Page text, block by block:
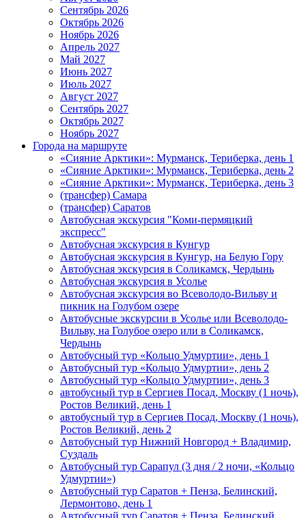
Сентябрь 2026
Октябрь 2026
Ноябрь 2026
Апрель 2027
Май 2027
Июнь 2027
Июль 2027
Август 2027
Сентябрь 2027
Октябрь 2027
Ноябрь 2027
Города на маршруте
«Сияние Арктики»: Мурманск, Териберка, день 1
«Сияние Арктики»: Мурманск, Териберка, день 2
«Сияние Арктики»: Мурманск, Териберка, день 3
(трансфер) Самара
(трансфер) Саратов
Автобусная экскурсия "Коми-пермяцкий
экспресс"
Автобусная экскурсия в Кунгур
Автобусная экскурсия в Кунгур, на Белую Гору
Автобусная экскурсия в Соликамск, Чердынь
Автобусная экскурсия в Усолье
Автобусная экскурсия во Всеволодо-Вильву и
пикник на Голубом озере
Автобусные экскурсии в Усолье или Всеволодо-
Вильву, на Голубое озеро или в Соликамск,
Чердынь
Автобусный тур «Кольцо Удмуртии», день 1
Автобусный тур «Кольцо Удмуртии», день 2
Автобусный тур «Кольцо Удмуртии», день 3
автобусный тур в Сергиев Посад, Москву (1 ночь),
Ростов Великий, день 1
автобусный тур в Сергиев Посад, Москву (1 ночь),
Ростов Великий, день 2
Автобусный тур Нижний Новгород + Владимир,
Суздаль
Автобусный тур Сарапул (3 дня / 2 ночи, «Кольцо
Удмуртии»)
Автобусный тур Саратов + Пенза, Белинский,
Лермонтово, день 1
Автобусный тур Саратов + Пенза, Белинский,